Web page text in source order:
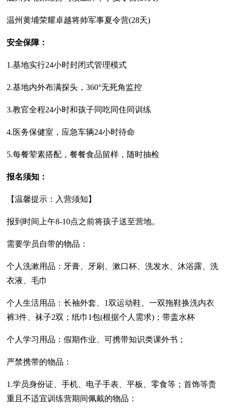
温州黄埔荣耀卓越将帅军事夏令营(28天)
安全保障：
1.基地实行24小时封闭式管理模式
2.基地内外布满探头，360°无死角监控
3.教官全程24小时和孩子同吃同住同训练
4.医务保健室，应急车辆24小时待命
5.每餐荤素搭配，餐餐食品留样，随时抽检
报名须知：
【温馨提示：入营须知】
报到时间上午8-10点之前将孩子送至营地。
需要学员自带的物品：
个人洗漱用品：牙膏、牙刷、漱口杯、洗发水、沐浴露、洗
衣液、毛巾
个人生活用品：长袖外套、1双运动鞋、一双拖鞋换洗内衣
裤3件、袜子2双；纸巾1包(根据个人需求)；带盖水杯
个人学习用品：假期作业、可携带知识类课外书；
严禁携带的物品：
1.学员身份证、手机、电子手表、平板、零食等；首饰等贵
重且不适宜训练营期间佩戴的物品：